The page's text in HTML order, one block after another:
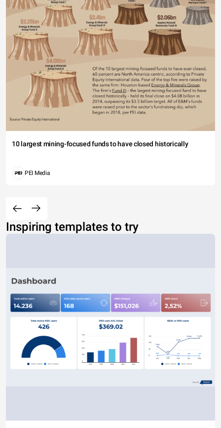
10 largest mining-focused funds to have closed historically
PEI Media
Inspiring templates to try